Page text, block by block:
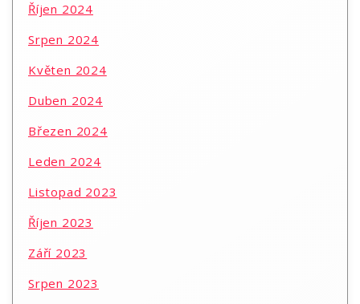
Říjen 2024
Srpen 2024
Květen 2024
Duben 2024
Březen 2024
Leden 2024
Listopad 2023
Říjen 2023
Září 2023
Srpen 2023